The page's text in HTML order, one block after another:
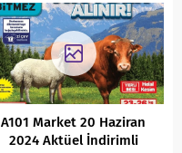
A101 Market 20 Haziran
2024 Aktüel İndirimli